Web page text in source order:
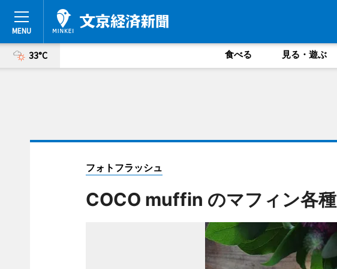
33°C 食べる 見る・遊ぶ
フォトフラッシュ
COCO muffin のマフィン各種